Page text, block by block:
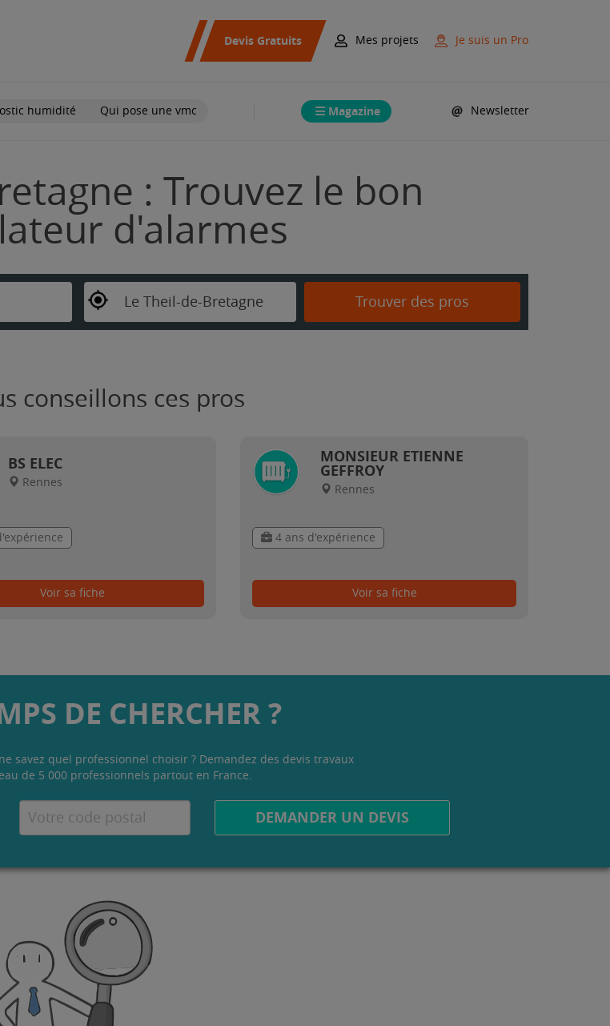
Devis Gratuits Mes projets Je suis un Pro
humidité Qui pose une vmc Magazine Newsletter
: Trouvez le bon
d'alarmes
Le Theil-de-Bretagne Trouver des pros
conseillons ces pros
BS ELEC
Rennes
Voir sa fiche
MONSIEUR ETIENNE
GEFFROY
Rennes
4 ans d'expérience
Voir sa fiche
DE CHERCHER ?
savez quel professionnel choisir ? Demandez des devis travaux
de 5 000 professionnels partout en France.
DEMANDER UN DEVIS